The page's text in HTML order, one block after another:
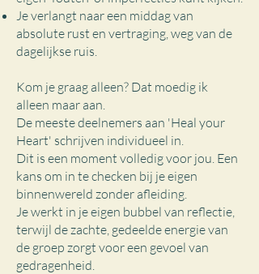
Je verlangt naar een middag van
absolute rust en vertraging, weg van de
dagelijkse ruis.
Kom je graag alleen? Dat moedig ik
alleen maar aan.
De meeste deelnemers aan 'Heal your
Heart' schrijven individueel in.
Dit is een moment volledig voor jou. Een
kans om in te checken bij je eigen
binnenwereld zonder afleiding.
Je werkt in je eigen bubbel van reflectie,
terwijl de zachte, gedeelde energie van
de groep zorgt voor een gevoel van
gedragenheid.